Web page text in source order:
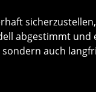
abgestimmt und
auch